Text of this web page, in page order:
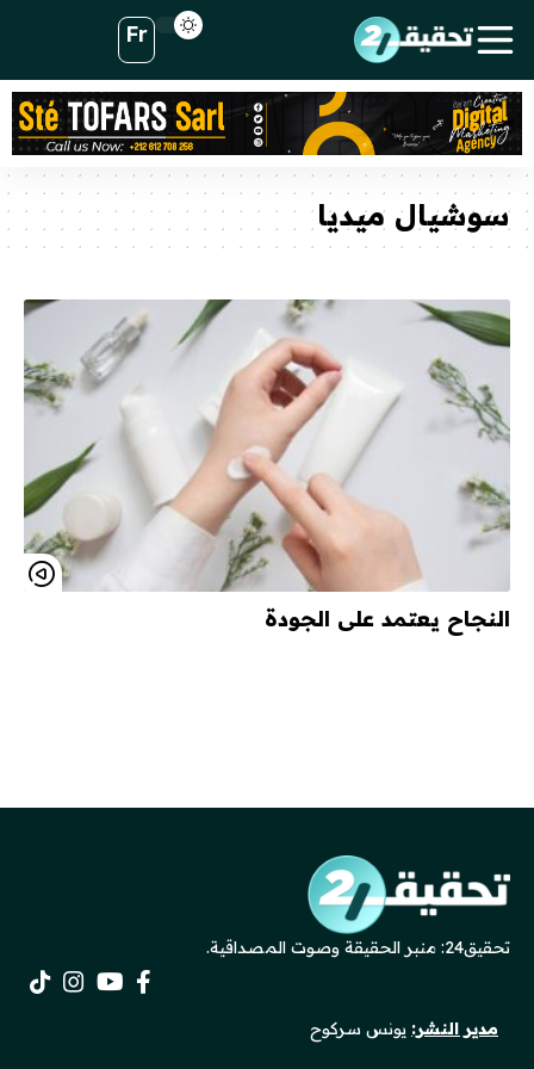
Fr
سوشيال ميديا
النجاح يعتمد على الجودة
تحقيق24: منبر الحقيقة وصوت المصداقية.
مدير النشر: يونس سركوح